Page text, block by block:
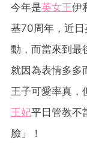
今年是英女王伊
基70周年，近
動，而當來到最
就因為表情多多
王子可愛率真，
王妃平日管教不
臉」！